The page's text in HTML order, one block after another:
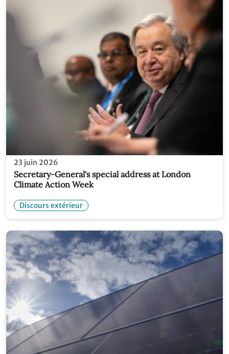
23 juin 2026
Secretary-General's special address at London
Climate Action Week
Discours extérieur